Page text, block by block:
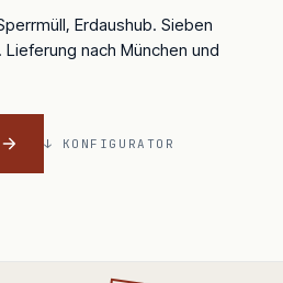
Erdaushub. Sieben
nach München und
↓ KONFIGURATOR